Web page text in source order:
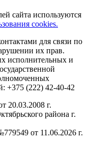
сайта используются
cookies.
для связи по
их прав.
исполнительных и
+375 (222) 42-40-42
20.03.2008 г.
района г.
от 11.06.2026 г.